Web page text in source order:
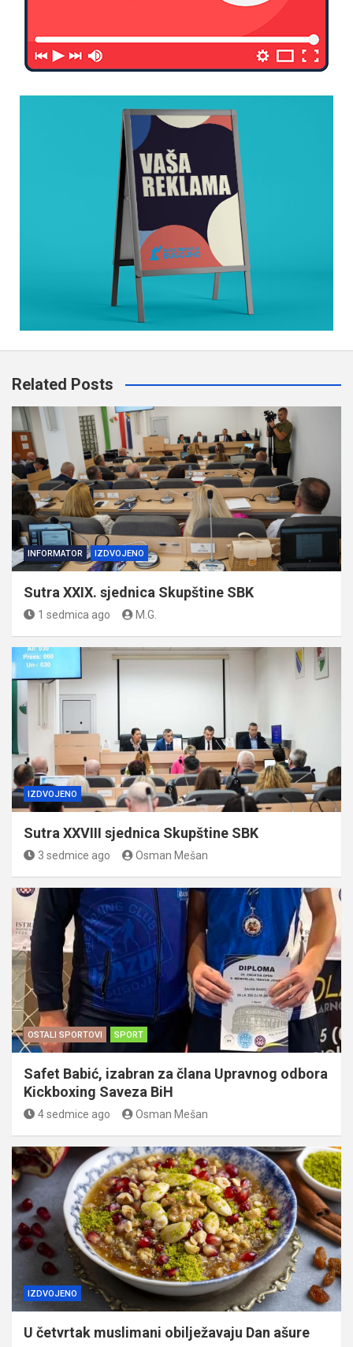
Related Posts
INFORMATOR IZDVOJENO
Sutra XXIX. sjednica Skupštine SBK
1 sedmica ago M.G.
IZDVOJENO
Sutra XXVIII sjednica Skupštine SBK
3 sedmice ago Osman Mešan
OSTALI SPORTOVI SPORT
Safet Babić, izabran za člana Upravnog odbora
Kickboxing Saveza BiH
4 sedmice ago Osman Mešan
IZDVOJENO
U četvrtak muslimani obilježavaju Dan ašure